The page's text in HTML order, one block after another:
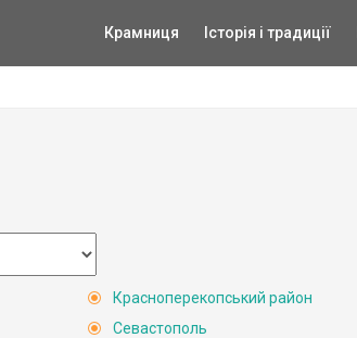
Крамниця Історія і традиції
Красноперекопський район
Севастополь